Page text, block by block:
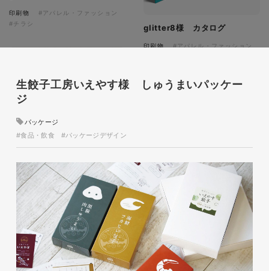
印刷物
#アパレル・ファッション
#チラシ
glitter8様 カタログ
印刷物
#アパレル・ファッション
磐田商工会議所様 磐田市商店
会連盟チラシ
印刷物
#公共・行政・団体
#磐田
#チラシ
生餃子工房いえやす様 しゅうまいパッケー
ジ
パッケージ
#食品・飲食
#パッケージデザイン